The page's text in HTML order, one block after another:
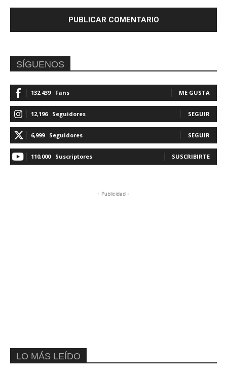
SÍGUENOS
132,439 Fans ME GUSTA
12,196 Seguidores SEGUIR
6,999 Seguidores SEGUIR
110,000 Suscriptores SUSCRIBIRTE
- Publicidad -
LO MÁS LEÍDO